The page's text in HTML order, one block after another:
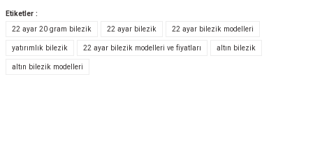
Bu ürüne ilk yorumu siz yapın!
Etiketler :
22 ayar 20 gram bilezik
22 ayar bilezik 22 ayar bilezik modelleri
yatırımlık bilezik 22 ayar bilezik modelleri ve fiyatları altın bilezik
altın bilezik modelleri